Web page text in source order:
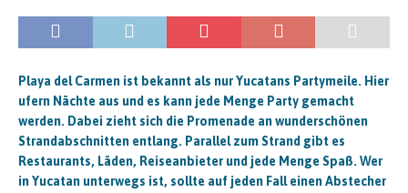
Playa del Carmen ist bekannt als nur Yucatans Partymeile. Hier
ufern Nächte aus und es kann jede Menge Party gemacht
werden. Dabei zieht sich die Promenade an wunderschönen
Strandabschnitten entlang. Parallel zum Strand gibt es
Restaurants, Läden, Reiseanbieter und jede Menge Spaß. Wer
in Yucatan unterwegs ist, sollte auf jeden Fall einen Abstecher